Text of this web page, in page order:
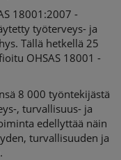
18001:2007 -
työterveys- ja
Tällä hetkellä 25
OHSAS 18001 -
8 000 työntekijästä
, turvallisuus- ja
edellyttää näin
turvallisuuden ja